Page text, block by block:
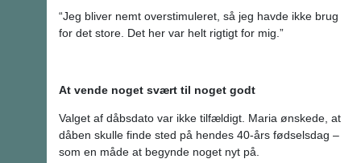
“Jeg bliver nemt overstimuleret, så jeg havde ikke brug
for det store. Det her var helt rigtigt for mig.”
At vende noget svært til noget godt
Valget af dåbsdato var ikke tilfældigt. Maria ønskede, at
dåben skulle finde sted på hendes 40-års fødselsdag –
som en måde at begynde noget nyt på.